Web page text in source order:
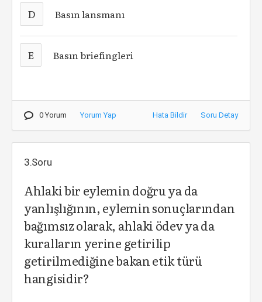
D Basın lansmanı
E Basın briefingleri
0 Yorum Yorum Yap Hata Bildir Soru Detay
3.Soru
Ahlaki bir eylemin doğru ya da
yanlışlığının, eylemin sonuçlarından
bağımsız olarak, ahlaki ödev ya da
kuralların yerine getirilip
getirilmediğine bakan etik türü
hangisidir?